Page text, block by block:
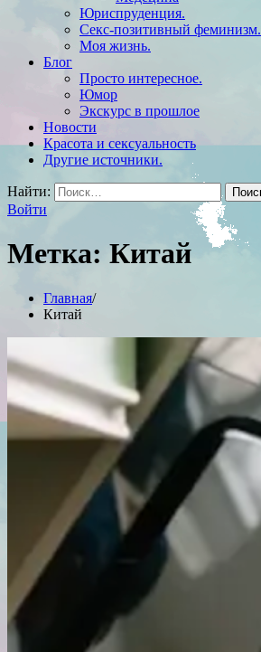
Юриспруденция.
Секс-позитивный феминизм.
Моя жизнь.
Блог
Просто интересное.
Юмор
Экскурс в прошлое
Новости
Красота и сексуальность
Другие источники.
Найти:
Войти
Метка: Китай
Главная
Китай